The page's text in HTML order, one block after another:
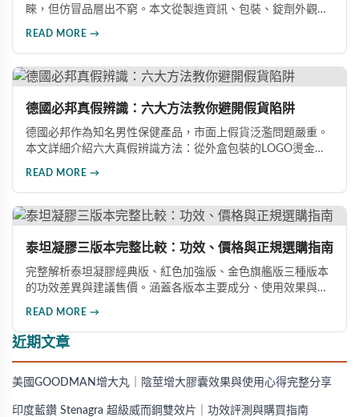
睞，但仿冒品層出不窮。本文從製造資訊、包裝、錠劑外觀、
READ MORE →
德國必邦真假辨識：六大方法教你避開假貨陷阱
德國必邦作為知名男性保健產品，市面上假貨泛濫問題嚴重。
本文詳細介紹六大真假辨識方法：從外盒包裝的LOGO燙金工
產品。
READ MORE →
泰坦凝膠三版本完整比較：功效、價格與正規選購指南
完整解析泰坦凝膠經典版、紅色加強版、金色旗艦版三種版本
的功效差異與建議售價。涵蓋各版本主要成分、使用效果與適
READ MORE →
近期文章
美國GOODMAN增大丸｜陰莖增大膠囊效果與使用心得完整分享
印度藍鑽 Stenagra 超級威而鋼雙效片｜功效評測與購買指南